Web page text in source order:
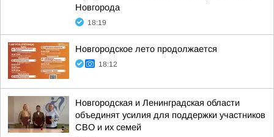
Новгорода
18:19
Новгородское лето продолжается
18:12
Новгородская и Ленинградская области
объединят усилия для поддержки участников
СВО и их семей